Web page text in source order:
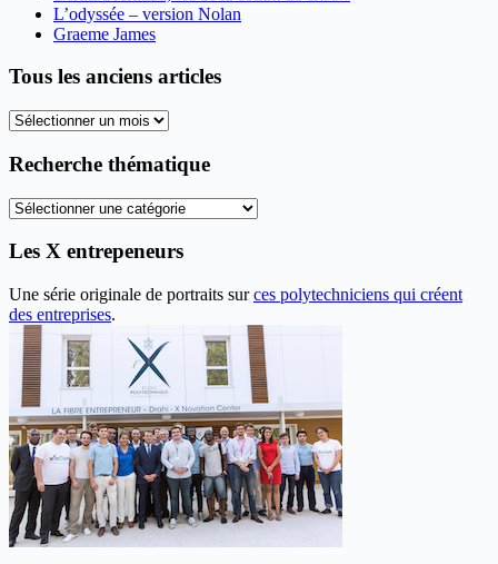
L’odyssée – version Nolan
Graeme James
Tous les anciens articles
Tous
anciens
Recherche thématique
Recherche
Les X entrepeneurs
Une série originale de portraits surces polytechniciens qui créent
des entreprises.